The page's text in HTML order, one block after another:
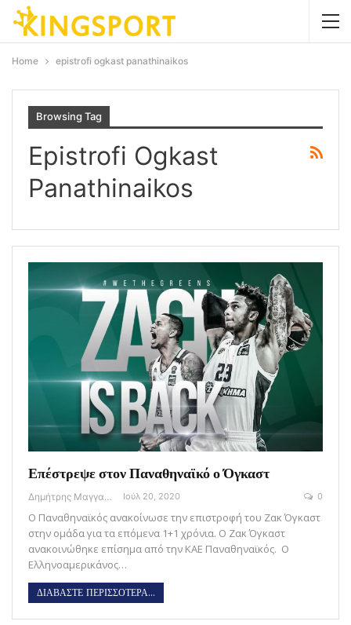
Home epistrofi ogkast panathinaikos
Browsing Tag
Epistrofi Ogkast
Panathinaikos
Επέστρεψε στον Παναθηναϊκό ο Όγκαστ
Δημήτρης Μαγγανάρης Ιούλ 20, 2020 0
Ο Παναθηναϊκός ανακοίνωσε την επιστροφή του Ζακ Όγκαστ
στην ομάδα για τα επόμενα 1+1 χρόνια. Ο Ζακ Όγκαστ
ανακοινώθηκε επίσημα από την ΚΑΕ Παναθηναϊκός. Ο
Ελληνοαμερικάνος…
ΔΙΑΒΑΣΤΕ ΠΕΡΙΣΣΟΤΕΡΑ...